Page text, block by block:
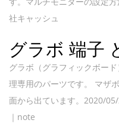
社キャッシュ
グラボ 端子
グラボ（グラフィックボー
理専用のパーツです。 マザ
面から出ています。2020/
｜note